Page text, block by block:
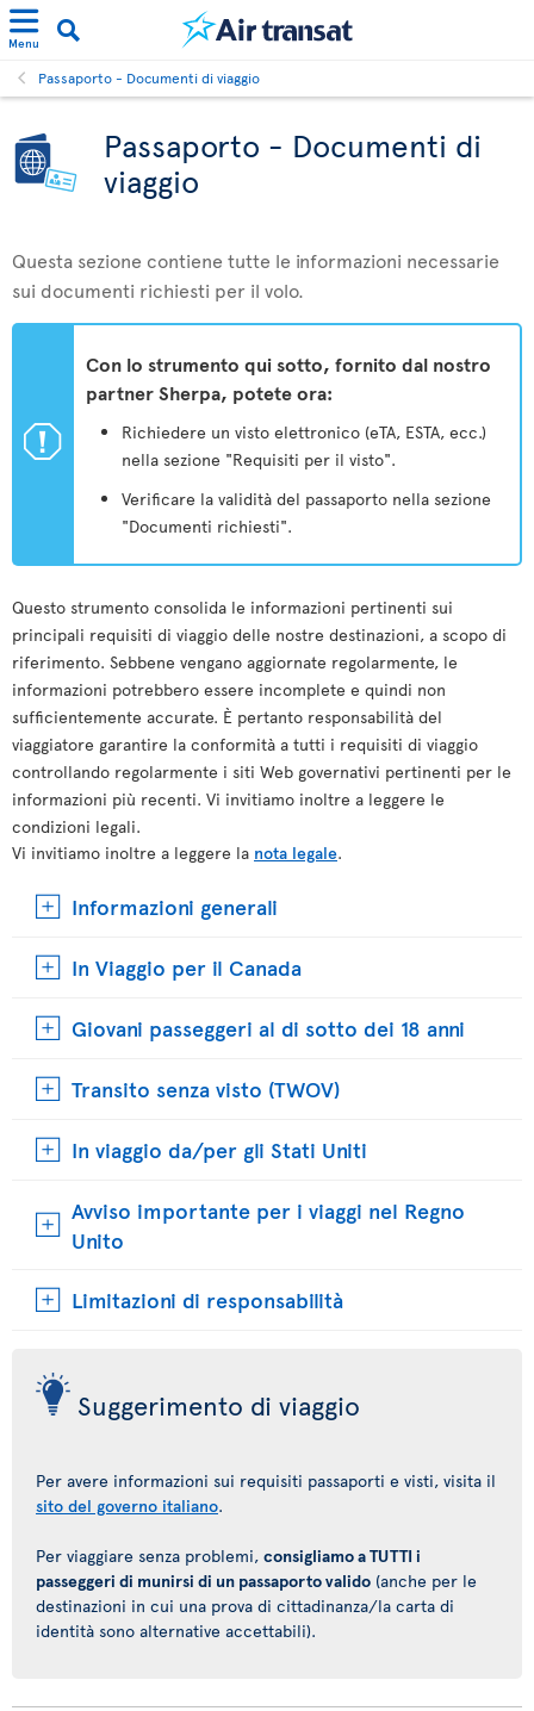
Menu
Passaporto - Documenti di viaggio
Passaporto - Documenti di
viaggio
Questa sezione contiene tutte le informazioni necessarie
sui documenti richiesti per il volo.
ü
Con lo strumento qui sotto, fornito dal nostro
partner Sherpa, potete ora:
Richiedere un visto elettronico (eTA, ESTA, ecc.)
nella sezione "Requisiti per il visto".
Verificare la validità del passaporto nella sezione
"Documenti richiesti".
Questo strumento consolida le informazioni pertinenti sui
principali requisiti di viaggio delle nostre destinazioni, a scopo di
riferimento. Sebbene vengano aggiornate regolarmente, le
informazioni potrebbero essere incomplete e quindi non
sufficientemente accurate. È pertanto responsabilità del
viaggiatore garantire la conformità a tutti i requisiti di viaggio
controllando regolarmente i siti Web governativi pertinenti per le
informazioni più recenti. Vi invitiamo inoltre a leggere le
condizioni legali.
Vi invitiamo inoltre a leggere la nota legale.
Informazioni generali
In Viaggio per il Canada
Giovani passeggeri al di sotto dei 18 anni
Transito senza visto (TWOV)
In viaggio da/per gli Stati Uniti
Avviso importante per i viaggi nel Regno
Unito
Limitazioni di responsabilità
Suggerimento di viaggio
Per avere informazioni sui requisiti passaporti e visti, visita il
sito del governo italiano.
Per viaggiare senza problemi, consigliamo a TUTTI i
passeggeri di munirsi di un passaporto valido (anche per le
destinazioni in cui una prova di cittadinanza/la carta di
identità sono alternative accettabili).